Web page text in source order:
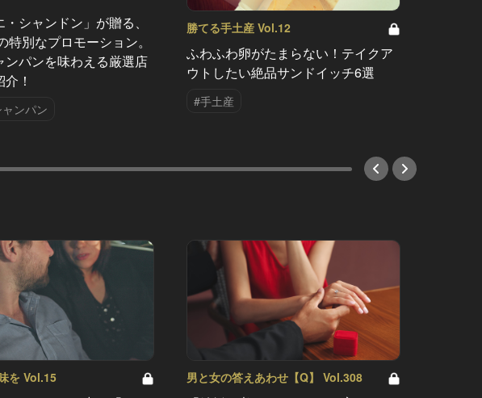
シャンドン」が贈る、
特別なプロモーション。
ンパンを味わえる厳選店
！
ンパン
勝てる手土産 Vol.12
ふわふわ卵がたまらない！テイクア
ウトしたい絶品サンドイッチ6選
#手土産
を Vol.15 男と女の答えあわせ【Q】 Vol.308